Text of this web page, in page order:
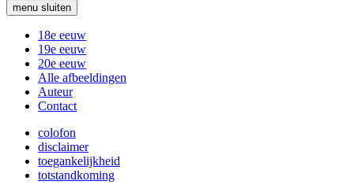
menu sluiten
18e eeuw
19e eeuw
20e eeuw
Alle afbeeldingen
Auteur
Contact
colofon
disclaimer
toegankelijkheid
totstandkoming